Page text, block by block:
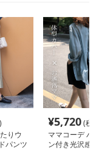
りウ
パンツ
¥5,720(税
ママコーデ バ
ン付き光沢感